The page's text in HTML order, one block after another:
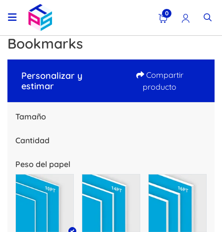
0
Bookmarks
Personalizar y
estimar
Compartir
producto
Tamaño
Cantidad
Peso del papel